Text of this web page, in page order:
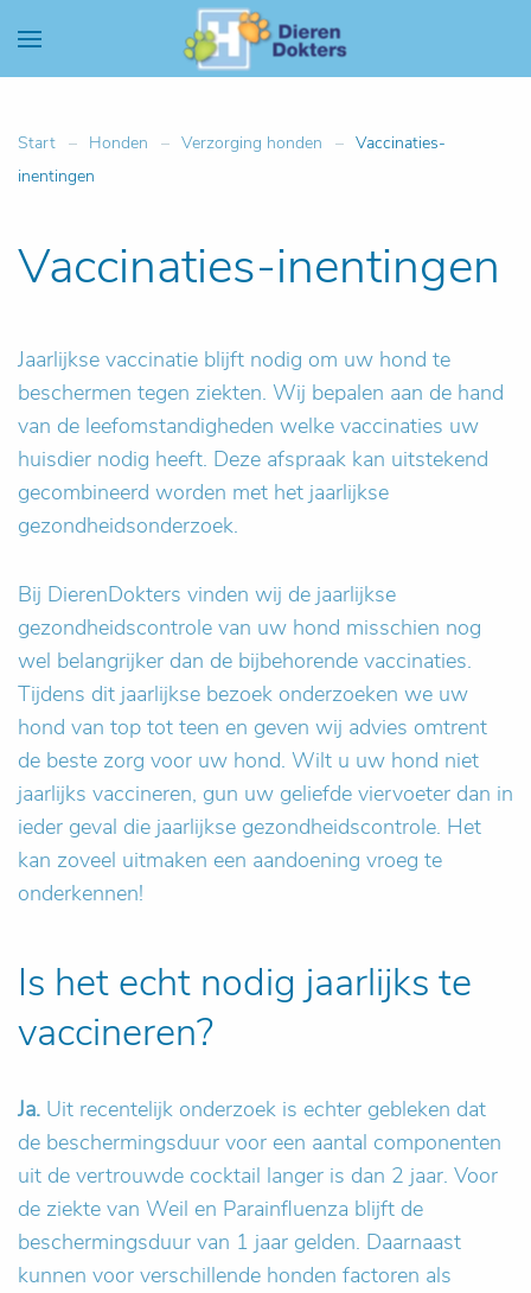
Start Honden Verzorging honden
Vaccinaties-
inentingen
Vaccinaties-inentingen
Jaarlijkse vaccinatie blijft nodig om uw hond te
beschermen tegen ziekten. Wij bepalen aan de hand
van de leefomstandigheden welke vaccinaties uw
huisdier nodig heeft. Deze afspraak kan uitstekend
gecombineerd worden met het jaarlijkse
gezondheidsonderzoek.
Bij DierenDokters vinden wij de jaarlijkse
gezondheidscontrole van uw hond misschien nog
wel belangrijker dan de bijbehorende vaccinaties.
Tijdens dit jaarlijkse bezoek onderzoeken we uw
hond van top tot teen en geven wij advies omtrent
de beste zorg voor uw hond. Wilt u uw hond niet
jaarlijks vaccineren, gun uw geliefde viervoeter dan in
ieder geval die jaarlijkse gezondheidscontrole. Het
kan zoveel uitmaken een aandoening vroeg te
onderkennen!
Is het echt nodig jaarlijks te
vaccineren?
Ja. Uit recentelijk onderzoek is echter gebleken dat
de beschermingsduur voor een aantal componenten
uit de vertrouwde cocktail langer is dan 2 jaar. Voor
de ziekte van Weil en Parainfluenza blijft de
beschermingsduur van 1 jaar gelden. Daarnaast
kunnen voor verschillende honden factoren als